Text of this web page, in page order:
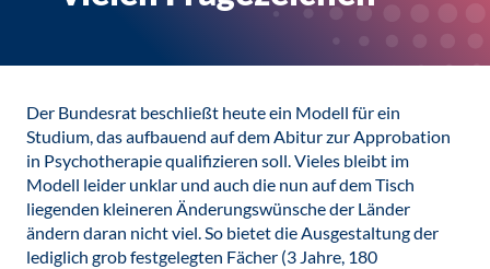
Der Bundesrat beschließt heute ein Modell für ein
Studium, das aufbauend auf dem Abitur zur Approbation
in Psychotherapie qualifizieren soll. Vieles bleibt im
Modell leider unklar und auch die nun auf dem Tisch
liegenden kleineren Änderungswünsche der Länder
ändern daran nicht viel. So bietet die Ausgestaltung der
lediglich grob festgelegten Fächer (3 Jahre, 180